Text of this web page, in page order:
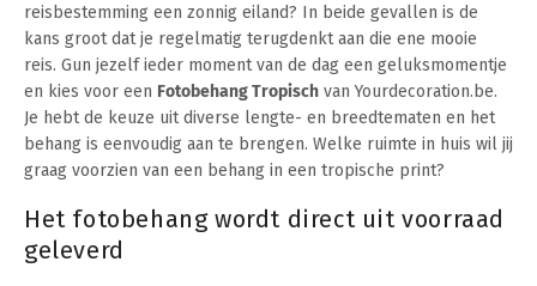
reisbestemming een zonnig eiland? In beide gevallen is de
kans groot dat je regelmatig terugdenkt aan die ene mooie
reis. Gun jezelf ieder moment van de dag een geluksmomentje
en kies voor een Fotobehang Tropisch van Yourdecoration.be.
Je hebt de keuze uit diverse lengte- en breedtematen en het
behang is eenvoudig aan te brengen. Welke ruimte in huis wil jij
graag voorzien van een behang in een tropische print?
Het fotobehang wordt direct uit voorraad
geleverd